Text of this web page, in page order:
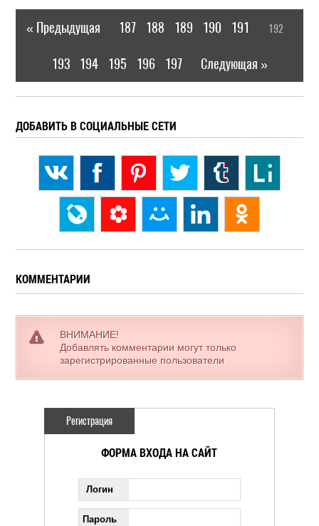
« Предыдущая 187 188 189 190 191 192
193 194 195 196 197 Следующая »
ДОБАВИТЬ В СОЦИАЛЬНЫЕ СЕТИ
КОММЕНТАРИИ
ВНИМАНИЕ!
Добавлять комментарии могут только
зарегистрированные пользователи
Регистрация
ФОРМА ВХОДА НА САЙТ
Логин
Пароль